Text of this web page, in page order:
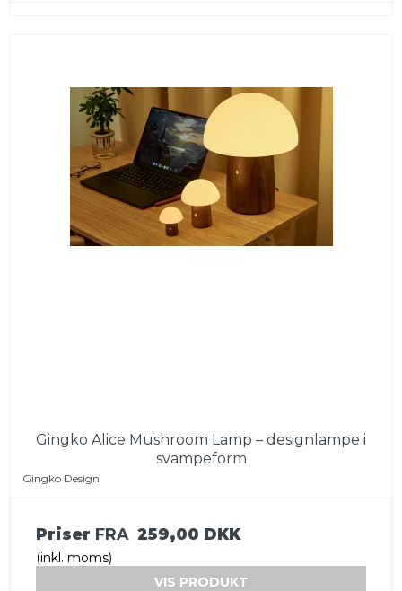
Gingko Alice Mushroom Lamp – designlampe i
svampeform
Gingko Design
Priser FRA 259,00 DKK
(inkl. moms)
VIS PRODUKT